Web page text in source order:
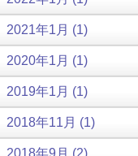
2021年1月 (1)
2020年1月 (1)
2019年1月 (1)
2018年11月 (1)